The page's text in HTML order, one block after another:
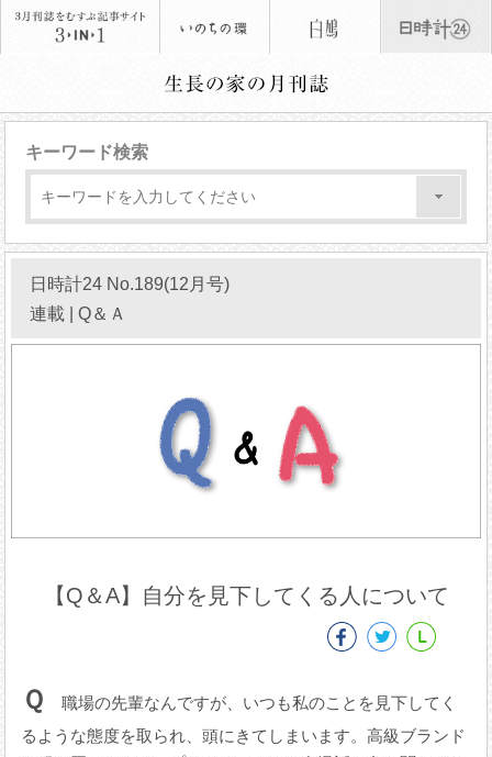
キーワード検索
日時計24 No.189(12月号)
連載 | Q＆Ａ
【Q＆A】自分を見下してくる人について
Ｑ
職場の先輩なんですが、いつも私のことを見下してく
るような態度を取られ、頭にきてしまいます。高級ブランド